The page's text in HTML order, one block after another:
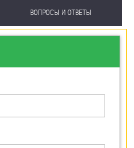
ВОПРОСЫ И ОТВЕТЫ